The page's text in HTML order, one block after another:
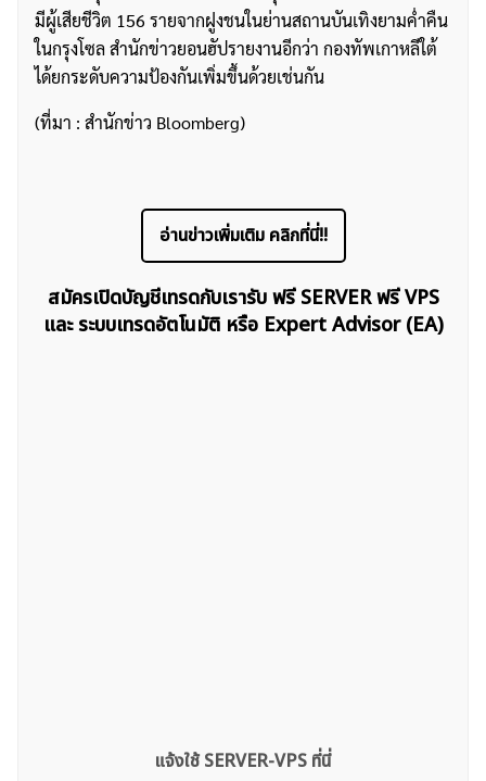
มีผู้เสียชีวิต 156 รายจากฝูงชนในย่านสถานบันเทิงยามค่ำคืน
ในกรุงโซล สำนักข่าวยอนฮัปรายงานอีกว่า กองทัพเกาหลีใต้
ได้ยกระดับความป้องกันเพิ่มขึ้นด้วยเช่นกัน
(ที่มา : สำนักข่าว Bloomberg)
อ่านข่าวเพิ่มเติม คลิกที่นี่!!
สมัครเปิดบัญชีเทรดกับเรารับ ฟรี SERVER ฟรี VPS
และ ระบบเทรดอัตโนมัติ หรือ Expert Advisor (EA)
แจ้งใช้ SERVER-VPS ที่นี่